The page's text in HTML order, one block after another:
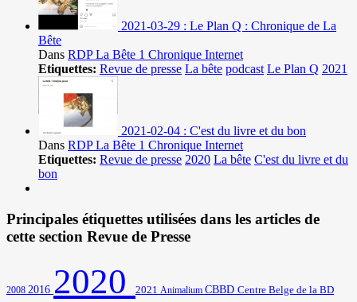
2021-03-29 : Le Plan Q : Chronique de La
Bête
Dans RDP La Bête 1 Chronique Internet
Etiquettes: Revue de presse La bête podcast Le Plan Q 2021
2021-02-04 : C'est du livre et du bon
Dans RDP La Bête 1 Chronique Internet
Etiquettes: Revue de presse 2020 La bête C'est du livre et du
bon
Principales étiquettes utilisées dans les articles de
cette section Revue de Presse
2008 2016 2020 2021 Animalium CBBD Centre Belge de la BD